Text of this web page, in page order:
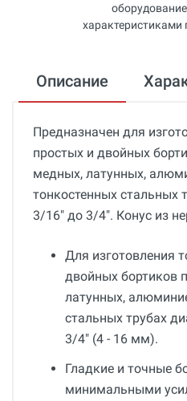
характеристиками
Описание
Предназначен для
простых и двойных
медных, латунных,
тонкостенных стальных
3/16" до 3/4". Конус из
Для изготовления
двойных бортиков
латунных,
стальных трубах
3/4" (4 - 16 мм).
Гладкие и точные
минимальными